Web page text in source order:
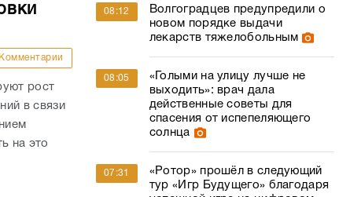
Комментарии
рост
в связи
на это
08:12
Волгоградцев предупредили о
новом порядке выдачи
лекарств тяжелобольным
08:05
«Голыми на улицу лучше не
выходить»: врач дала
действенные советы для
спасения от испепеляющего
солнца
07:31
«Ротор» прошёл в следующий
тур «Игр Будущего» благодаря